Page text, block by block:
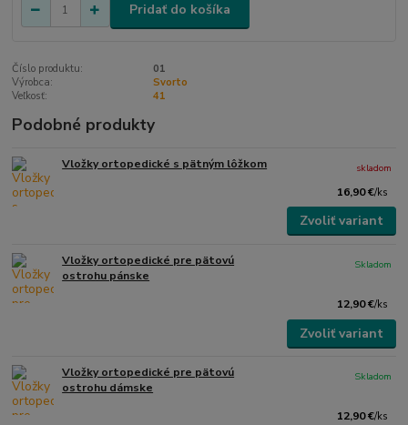
Pridať do košíka
Číslo produktu:
01
Výrobca:
Svorto
Veľkosť:
41
Podobné produkty
Vložky ortopedické s pätným lôžkom
16,90 €/ks
skladom
Zvoliť variant
Vložky ortopedické pre pätovú
ostrohu pánske
12,90 €/ks
Skladom
Zvoliť variant
Vložky ortopedické pre pätovú
ostrohu dámske
12,90 €/ks
Skladom